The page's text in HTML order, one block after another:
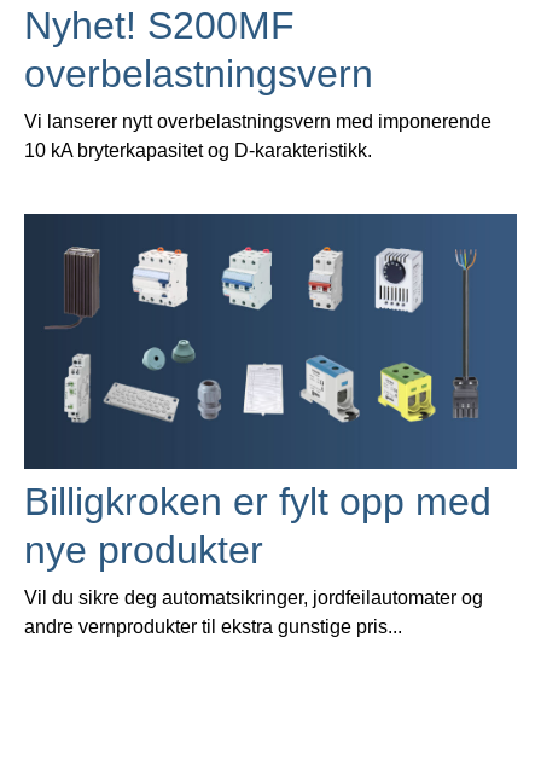
Nyhet! S200MF
overbelastningsvern
Vi lanserer nytt overbelastningsvern med imponerende
10 kA bryterkapasitet og D-karakteristikk.
Billigkroken er fylt opp med
nye produkter
Vil du sikre deg automatsikringer, jordfeilautomater og
andre vernprodukter til ekstra gunstige pris...